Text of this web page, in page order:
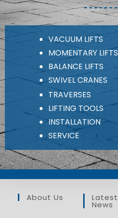
VACUUM LIFTS
MOMENTARY LIFTS
BALANCE LIFTS
SWIVEL CRANES
TRAVERSES
LIFTING TOOLS
INSTALLATION
SERVICE
About Us Latest
News